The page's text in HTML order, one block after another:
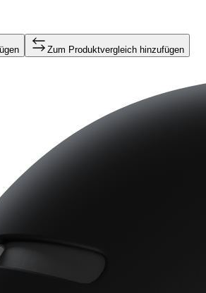
Zum Produktvergleich hinzufügen